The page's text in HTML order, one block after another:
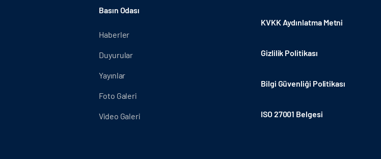
Basın Odası
Haberler
Duyurular
Yayınlar
Foto Galeri
Video Galeri
KVKK Aydınlatma Metni
Gizlilik Politikası
Bilgi Güvenliği Politikası
ISO 27001 Belgesi